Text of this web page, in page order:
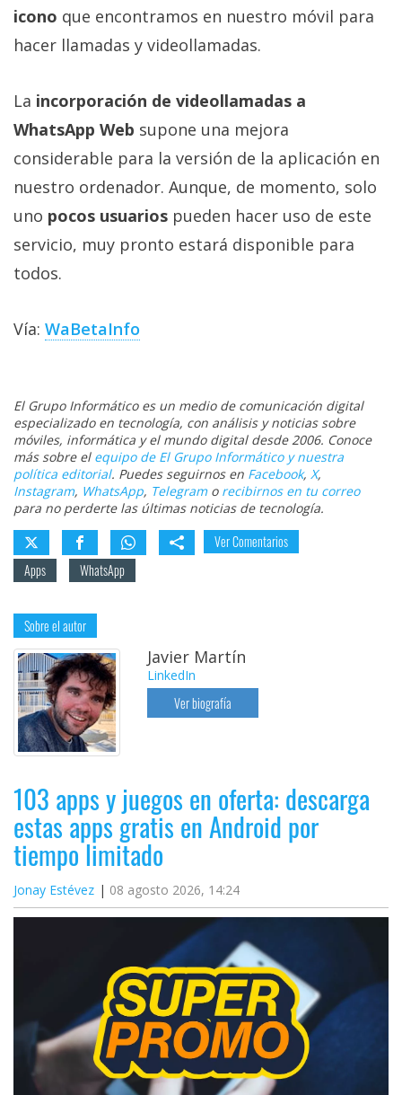
icono que encontramos en nuestro móvil para
hacer llamadas y videollamadas.
La incorporación de videollamadas a
WhatsApp Web supone una mejora
considerable para la versión de la aplicación en
nuestro ordenador. Aunque, de momento, solo
uno pocos usuarios pueden hacer uso de este
servicio, muy pronto estará disponible para
todos.
Vía: WaBetaInfo
El Grupo Informático es un medio de comunicación digital
especializado en tecnología, con análisis y noticias sobre
móviles, informática y el mundo digital desde 2006. Conoce
más sobre el equipo de El Grupo Informático y nuestra
política editorial. Puedes seguirnos en Facebook, X,
Instagram, WhatsApp, Telegramo recibirnos en tu correo
para no perderte las últimas noticias de tecnología.
Ver Comentarios
Apps
WhatsApp
Sobre el autor
Javier Martín
LinkedIn
Ver biografía
103 apps y juegos en oferta: descarga
estas apps gratis en Android por
tiempo limitado
Jonay Estévez 08 agosto 2026, 14:24